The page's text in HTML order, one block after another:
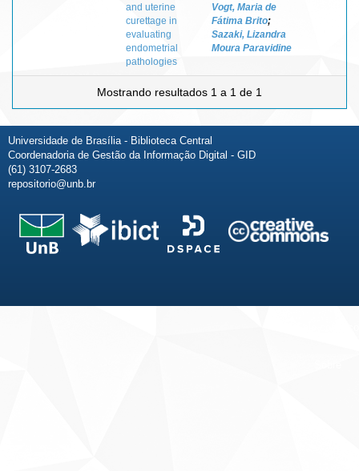
and uterine
curettage in
evaluating
endometrial
pathologies
Vogt, Maria de
Fátima Brito;
Sazaki, Lizandra
Moura Paravidine
Mostrando resultados 1 a 1 de 1
Universidade de Brasília - Biblioteca Central
Coordenadoria de Gestão da Informação Digital - GID
(61) 3107-2683
repositorio@unb.br